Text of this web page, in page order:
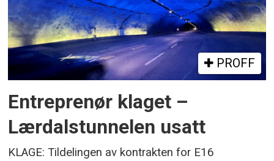
PROFF
Entreprenør klaget –
Lærdalstunnelen usatt
KLAGE: Tildelingen av kontrakten for E16